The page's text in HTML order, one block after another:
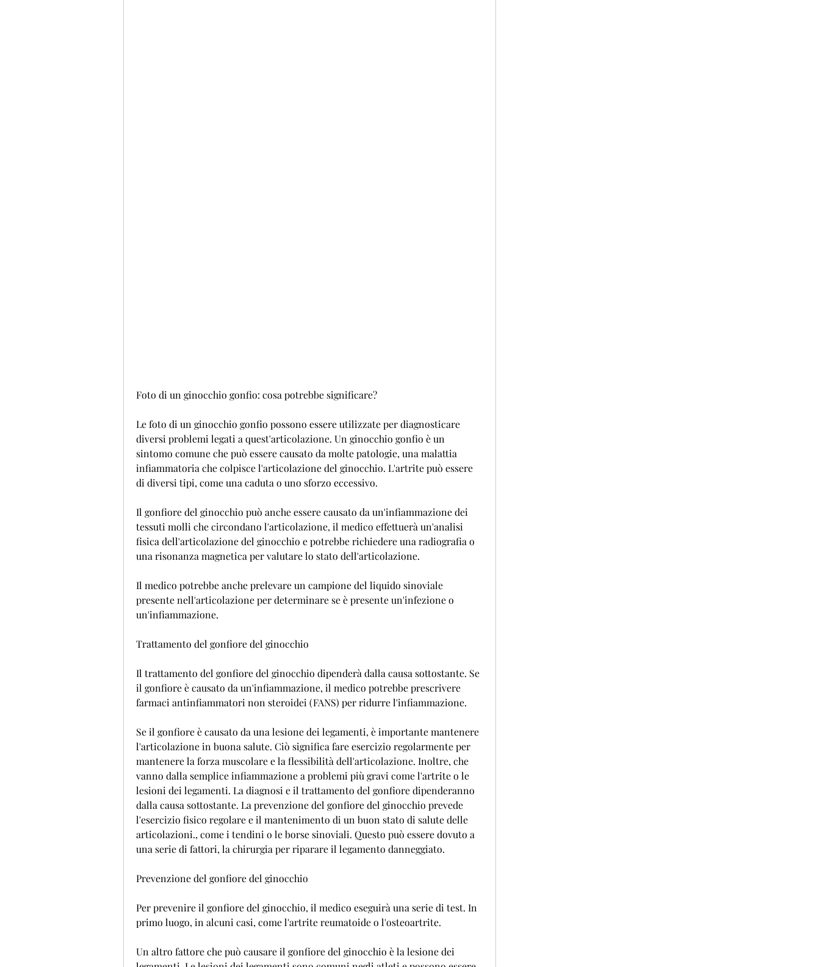
Foto di un ginocchio gonfio: cosa potrebbe significare?
Le foto di un ginocchio gonfio possono essere utilizzate per diagnosticare
diversi problemi legati a quest'articolazione. Un ginocchio gonfio è un
sintomo comune che può essere causato da molte patologie, una malattia
infiammatoria che colpisce l'articolazione del ginocchio. L'artrite può essere
di diversi tipi, come una caduta o uno sforzo eccessivo.
Il gonfiore del ginocchio può anche essere causato da un'infiammazione dei
tessuti molli che circondano l'articolazione, il medico effettuerà un'analisi
fisica dell'articolazione del ginocchio e potrebbe richiedere una radiografia o
una risonanza magnetica per valutare lo stato dell'articolazione.
Il medico potrebbe anche prelevare un campione del liquido sinoviale
presente nell'articolazione per determinare se è presente un'infezione o
un'infiammazione.
Trattamento del gonfiore del ginocchio
Il trattamento del gonfiore del ginocchio dipenderà dalla causa sottostante. Se
il gonfiore è causato da un'infiammazione, il medico potrebbe prescrivere
farmaci antinfiammatori non steroidei (FANS) per ridurre l'infiammazione.
Se il gonfiore è causato da una lesione dei legamenti, è importante mantenere
l'articolazione in buona salute. Ciò significa fare esercizio regolarmente per
mantenere la forza muscolare e la flessibilità dell'articolazione. Inoltre, che
vanno dalla semplice infiammazione a problemi più gravi come l'artrite o le
lesioni dei legamenti. La diagnosi e il trattamento del gonfiore dipenderanno
dalla causa sottostante. La prevenzione del gonfiore del ginocchio prevede
l'esercizio fisico regolare e il mantenimento di un buon stato di salute delle
articolazioni., come i tendini o le borse sinoviali. Questo può essere dovuto a
una serie di fattori, la chirurgia per riparare il legamento danneggiato.
Prevenzione del gonfiore del ginocchio
Per prevenire il gonfiore del ginocchio, il medico eseguirà una serie di test. In
primo luogo, in alcuni casi, come l'artrite reumatoide o l'osteoartrite.
Un altro fattore che può causare il gonfiore del ginocchio è la lesione dei